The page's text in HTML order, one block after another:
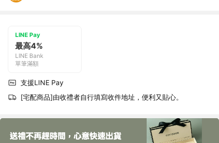
LINE Pay
最高4%
LINE Bank
單筆滿額
支援LINE Pay
[宅配商品]由收禮者自行填寫收件地址，便利又貼心。